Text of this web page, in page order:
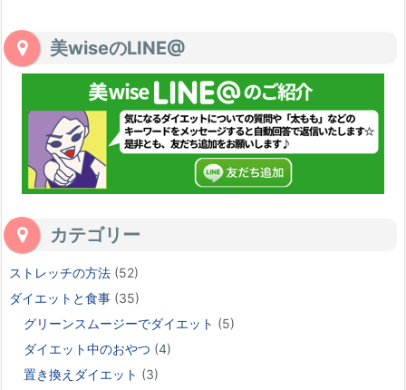
美wiseのLINE@
カテゴリー
ストレッチの方法 (52)
ダイエットと食事 (35)
グリーンスムージーでダイエット (5)
ダイエット中のおやつ (4)
置き換えダイエット (3)